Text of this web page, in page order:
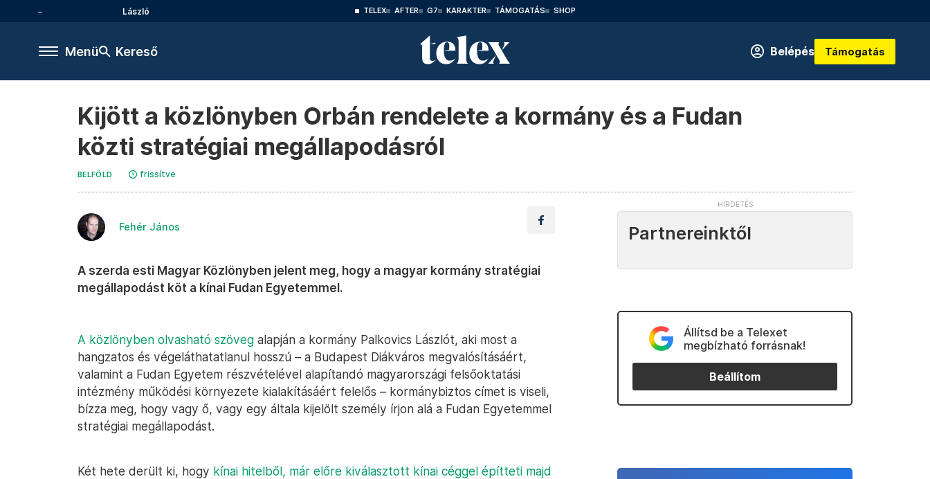
László TELEX AFTER G7 KARAKTER TÁMOGATÁS SHOP
Menü Kereső Belépés Támogatás
Kijött a közlönyben Orbán rendelete a kormány és a Fudan
közti stratégiai megállapodásról
BELFÖLD frissítve
Fehér János
A szerda esti Magyar Közlönyben jelent meg, hogy a magyar kormány stratégiai
megállapodást köt a kínai Fudan Egyetemmel.
A közlönyben olvasható szöveg alapján a kormány Palkovics Lászlót, aki most a
hangzatos és végeláthatatlanul hosszú – a Budapest Diákváros megvalósításáért,
valamint a Fudan Egyetem részvételével alapítandó magyarországi felsőoktatási
intézmény működési környezete kialakításáért felelős – kormánybiztos címet is viseli,
bízza meg, hogy vagy ő, vagy egy általa kijelölt személy írjon alá a Fudan Egyetemmel
stratégiai megállapodást.
Két hete derült ki, hogy kínai hitelből, már előre kiválasztott kínai céggel építteti majd
Partnereinktől
Állítsd be a Telexet
megbízható forrásnak!
Beállítom